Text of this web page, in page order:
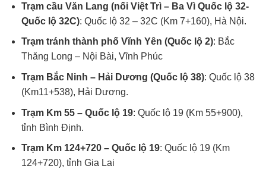
Trạm cầu Văn Lang (nối Việt Trì – Ba Vì Quốc lộ 32-
Quốc lộ 32C): Quốc lộ 32 – 32C (Km 7+160), Hà Nội.
Trạm tránh thành phố Vĩnh Yên (Quốc lộ 2): Bắc
Thăng Long – Nội Bài, Vĩnh Phúc
Trạm Bắc Ninh – Hải Dương (Quốc lộ 38): Quốc lộ 38
(Km11+538), Hải Dương.
Trạm Km 55 – Quốc lộ 19: Quốc lộ 19 (Km 55+900),
tỉnh Bình Định.
Trạm Km 124+720 – Quốc lộ 19: Quốc lộ 19 (Km
124+720), tỉnh Gia Lai